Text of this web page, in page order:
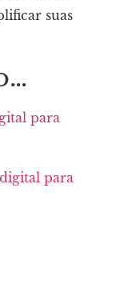
suas
para
para